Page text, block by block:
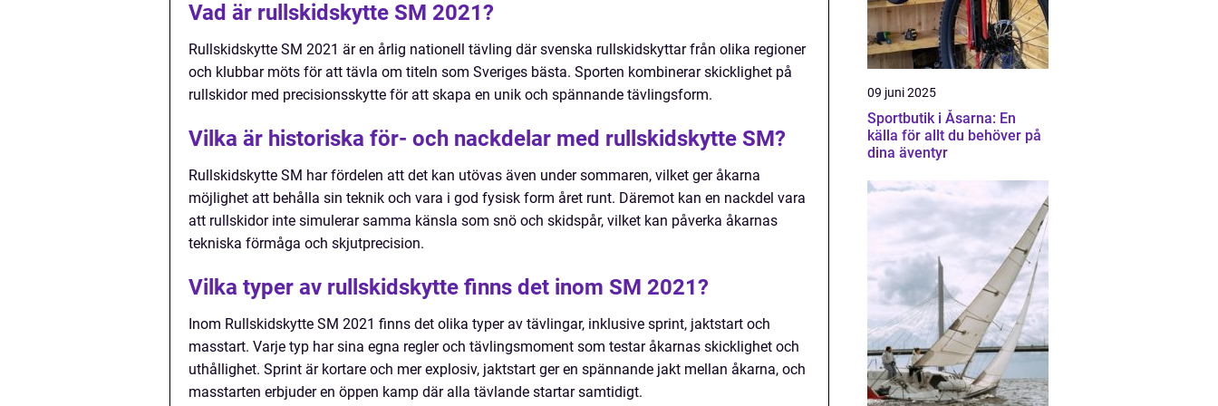
Vad är rullskidskytte SM 2021?
Rullskidskytte SM 2021 är en årlig nationell tävling där svenska rullskidskyttar från olika regioner
och klubbar möts för att tävla om titeln som Sveriges bästa. Sporten kombinerar skicklighet på
rullskidor med precisionsskytte för att skapa en unik och spännande tävlingsform.
Vilka är historiska för- och nackdelar med rullskidskytte SM?
Rullskidskytte SM har fördelen att det kan utövas även under sommaren, vilket ger åkarna
möjlighet att behålla sin teknik och vara i god fysisk form året runt. Däremot kan en nackdel vara
att rullskidor inte simulerar samma känsla som snö och skidspår, vilket kan påverka åkarnas
tekniska förmåga och skjutprecision.
Vilka typer av rullskidskytte finns det inom SM 2021?
Inom Rullskidskytte SM 2021 finns det olika typer av tävlingar, inklusive sprint, jaktstart och
masstart. Varje typ har sina egna regler och tävlingsmoment som testar åkarnas skicklighet och
uthållighet. Sprint är kortare och mer explosiv, jaktstart ger en spännande jakt mellan åkarna, och
masstarten erbjuder en öppen kamp där alla tävlande startar samtidigt.
09 juni 2025
Sportbutik i Åsarna: En
källa för allt du behöver på
dina äventyr